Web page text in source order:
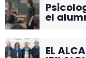
el
EL